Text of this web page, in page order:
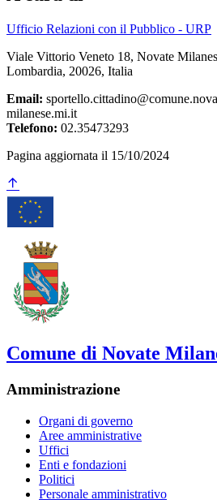
Ufficio Relazioni con il Pubblico - URP
Viale Vittorio Veneto 18, Novate
Lombardia, 20026, Italia
Email:
milanese.mi.it
Telefono: 02.35473293
Pagina aggiornata il 15/10/2024
Comune di Novate
Amministrazione
Organi di governo
Aree amministrative
Uffici
Enti e fondazioni
Politici
Personale amministrativo